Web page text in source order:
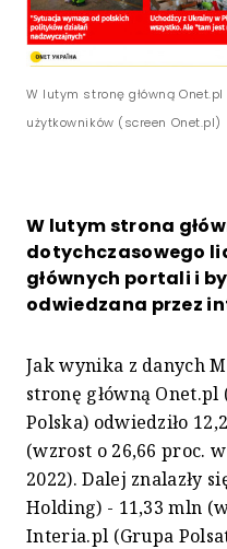
W lutym stronę główną Onet.pl
użytkowników (screen Onet.pl)
W lutym strona
dotychczasowego
głównych portali i
odwiedzana przez
Jak wynika z danych
stronę główną
Polska) odwiedziło
(wzrost o 26,66 proc.
2022). Dalej znalazły
Holding) - 11,33 mln
Interia.pl (Grupa